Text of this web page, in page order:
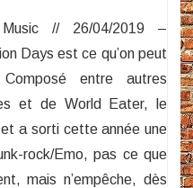
Million
Days
–
Demo
2019
// 26/04/2019 –
Days est ce qu’on peut
entre autres
et de World Eater, le
a sorti cette année une
rock/Emo, pas ce que
mais n’empêche, dès